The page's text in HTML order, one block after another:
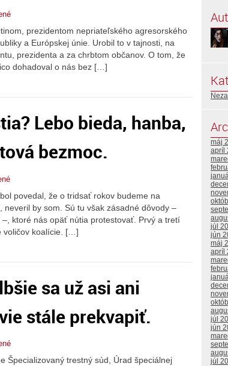
prezidentom nepriateľského agresorského
a Európskej únie. Urobil to v tajnosti, na
prezidenta a za chrbtom občanov. O tom, že
dohadoval o nás bez […]
Lebo bieda, hanba,
bezmoc.
povedal, že o tridsať rokov budeme na
by som. Sú tu však zásadné dôvody –
ktoré nás opäť nútia protestovať. Prvý a tretí
voličov koalície. […]
sa už asi ani
stále prekvapiť.
Špecializovaný trestný súd, Úrad špeciálnej
máj
apríl
júl
jún
máj
apríl
júl
jún
júl